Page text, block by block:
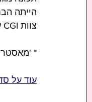
הייתה
צוות CGI עזר לנו, וכל סצינות העישון נעשו באמצעות אפקטים מיוחדים".
* 'מאסטר' -
עוד על